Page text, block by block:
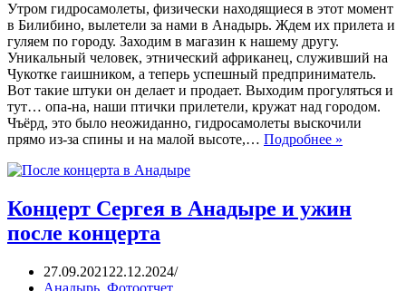
Утром гидросамолеты, физически находящиеся в этот момент
в Билибино, вылетели за нами в Анадырь. Ждем их прилета и
гуляем по городу. Заходим в магазин к нашему другу.
Уникальный человек, этнический африканец, служивший на
Чукотке гаишником, а теперь успешный предприниматель.
Вот такие штуки он делает и продает. Выходим прогуляться и
тут… опа-на, наши птички прилетели, кружат над городом.
Чъёрд, это было неожиданно, гидросамолеты выскочили
прямо из-за спины и на малой высоте,… Подробнее »
Концерт Сергея в Анадыре и ужин
после концерта
27.09.2021 22.12.2024
Анадырь, Фотоотчет